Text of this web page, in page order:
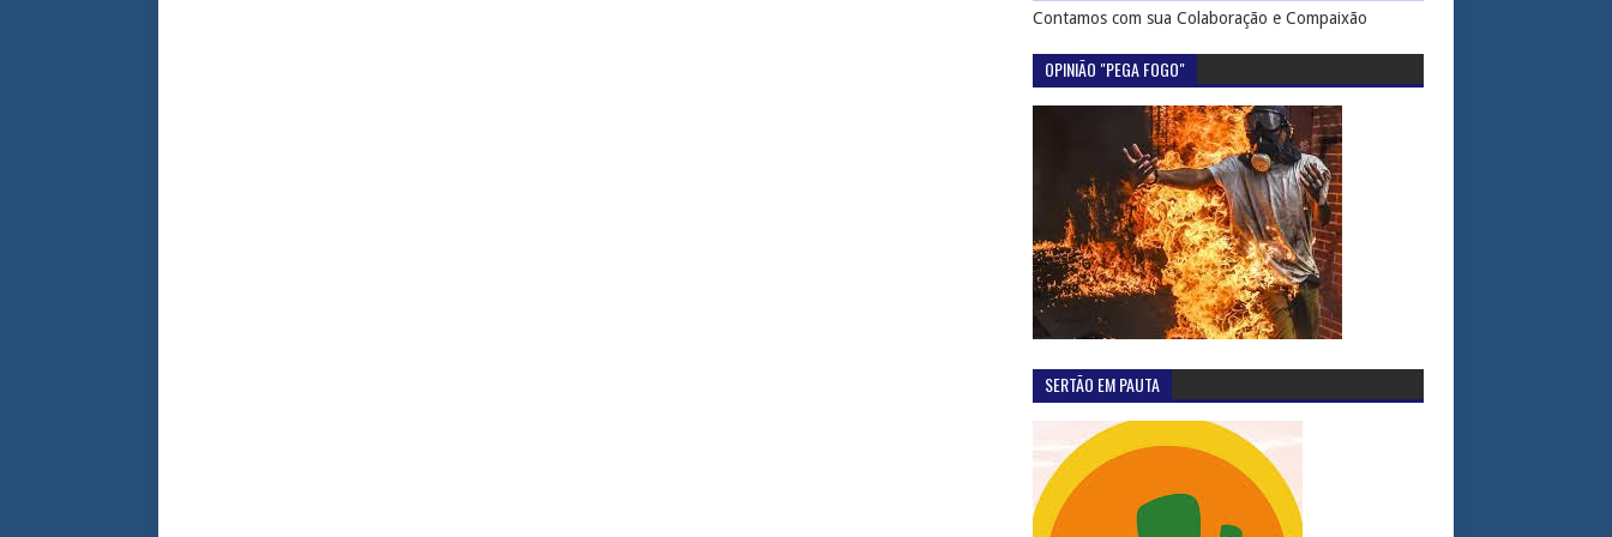
Contamos com sua Colaboração e Compaixão
OPINIÃO "PEGA FOGO"
SERTÃO EM PAUTA